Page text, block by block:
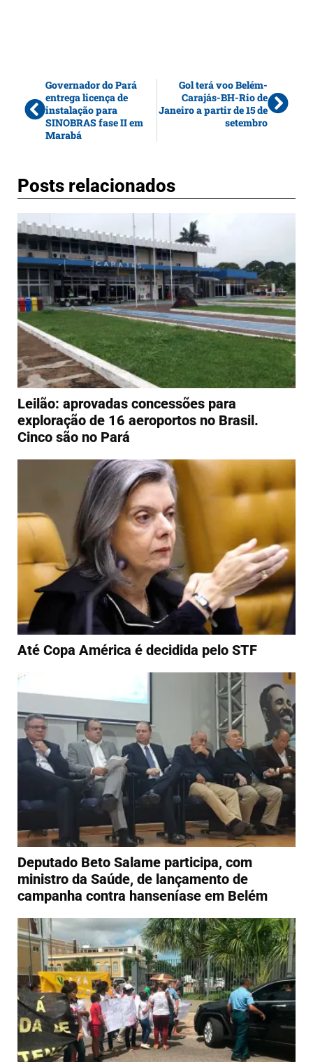
Governador do Pará
entrega licença de
instalação para
SINOBRAS fase II em
Marabá
Gol terá voo Belém-
Carajás-BH-Rio de
Janeiro a partir de 15 de
setembro
Posts relacionados
Leilão: aprovadas concessões para
exploração de 16 aeroportos no Brasil.
Cinco são no Pará
Até Copa América é decidida pelo STF
Deputado Beto Salame participa, com
ministro da Saúde, de lançamento de
campanha contra hanseníase em Belém